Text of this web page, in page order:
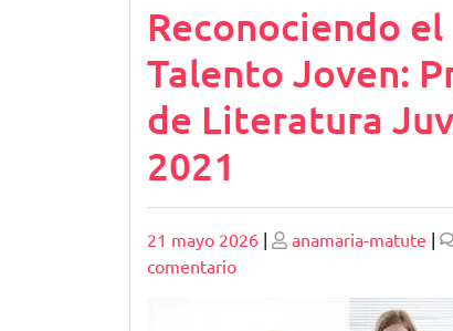
Reconociendo el
Talento Joven:
de Literatura
2021
Publicado
21 mayo 2026 | Publicado
anamaria-matute |
comentarioen